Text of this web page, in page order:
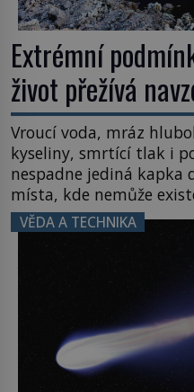
Extrémní
život přežívá
Vroucí voda, mráz
kyseliny, smrtící tlak i
nespadne jediná kapka
místa, kde nemůže
právě tady vědci
posouvají hranice
napovídá, kde bychom
VĚDA A TECHNIKA